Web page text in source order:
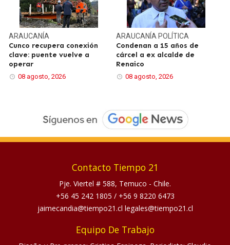
ARAUCANÍA
Cunco recupera conexión
clave: puente vuelve a
operar
08 agosto, 2026
ARAUCANÍA POLÍTICA
Condenan a 15 años de
cárcel a ex alcalde de
Renaico
08 agosto, 2026
Contacto Tiempo 21
Pje. Viertel # 588, Temuco - Chile.
+56 45 242 1805 / +56 9 8220 6473
jaimecandia@tiempo21.cl legales@tiempo21.cl
Equipo De Trabajo